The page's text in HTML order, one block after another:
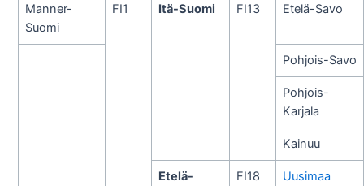
Manner-
Suomi
FI1 Itä-Suomi FI13 Etelä-Savo
Pohjois-Savo
Pohjois-
Karjala
Kainuu
Etelä-
FI18 Uusimaa